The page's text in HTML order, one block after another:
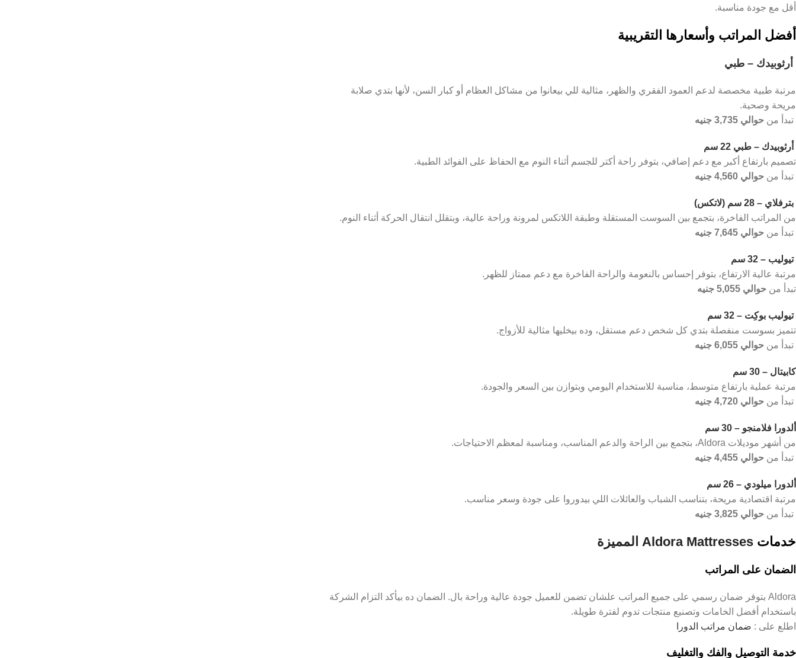
أقل مع جودة مناسبة.
أفضل المراتب وأسعارها التقريبية
أرثوبيدك – طبي
مرتبة طبية مخصصة لدعم العمود الفقري والظهر، مثالية للي بيعانوا من مشاكل العظام أو كبار السن، لأنها بتدي صلابة
مريحة وصحية.
تبدأ من حوالي 3,735 جنيه
أرثوبيدك – طبي 22 سم
تصميم بارتفاع أكبر مع دعم إضافي، بتوفر راحة أكتر للجسم أثناء النوم مع الحفاظ على الفوائد الطبية.
تبدأ من حوالي 4,560 جنيه
بترفلاي – 28 سم (لاتكس)
من المراتب الفاخرة، بتجمع بين السوست المستقلة وطبقة اللاتكس لمرونة وراحة عالية، وبتقلل انتقال الحركة أثناء النوم.
تبدأ من حوالي 7,645 جنيه
تيوليب – 32 سم
مرتبة عالية الارتفاع، بتوفر إحساس بالنعومة والراحة الفاخرة مع دعم ممتاز للظهر.
تبدأ من حوالي 5,055 جنيه
تيوليب بوكِت – 32 سم
تتميز بسوست منفصلة بتدي كل شخص دعم مستقل، وده بيخليها مثالية للأزواج.
تبدأ من حوالي 6,055 جنيه
كابيتال – 30 سم
مرتبة عملية بارتفاع متوسط، مناسبة للاستخدام اليومي وبتوازن بين السعر والجودة.
تبدأ من حوالي 4,720 جنيه
ألدورا فلامنجو – 30 سم
من أشهر موديلات Aldora، بتجمع بين الراحة والدعم المناسب، ومناسبة لمعظم الاحتياجات.
تبدأ من حوالي 4,455 جنيه
ألدورا ميلودي – 26 سم
مرتبة اقتصادية مريحة، بتناسب الشباب والعائلات اللي بيدوروا على جودة وسعر مناسب.
تبدأ من حوالي 3,825 جنيه
خدمات Aldora Mattresses المميزة
الضمان على المراتب
Aldora بتوفر ضمان رسمي على جميع المراتب علشان تضمن للعميل جودة عالية وراحة بال. الضمان ده بيأكد التزام الشركة
باستخدام أفضل الخامات وتصنيع منتجات تدوم لفترة طويلة.
اطلع على : ضمان مراتب الدورا
خدمة التوصيل والفك والتغليف